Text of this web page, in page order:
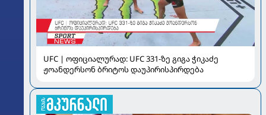
UFC | ოფიციალურად: UFC 331-ზე გიგა ჭიკაძე
ჟოანდერსონ ბრიტოს დაუპირისპირდება